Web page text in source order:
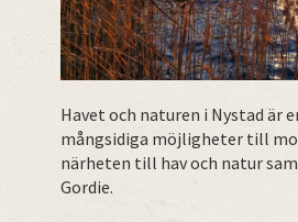
Havet och naturen i Nystad är
mångsidiga möjligheter till
närheten till hav och natur
Gordie.